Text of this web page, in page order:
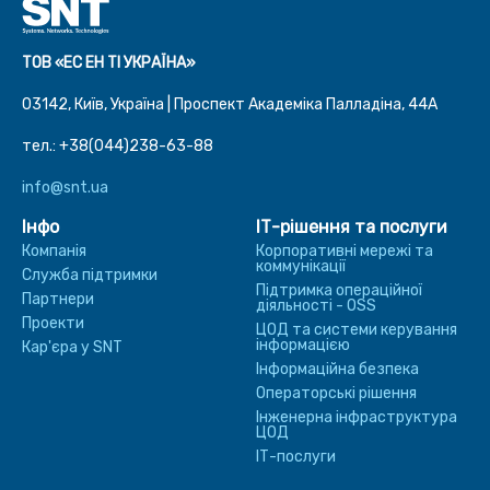
ТОВ «ЕС ЕН ТІ УКРАЇНА»
03142, Київ, Україна | Проспект Академіка Палладіна, 44A
тел.: +38(044)238-63-88
info@snt.ua
Інфо
Компанія
Служба підтримки
Партнери
Проекти
Кар'єра у SNT
ІТ-рішення та послуги
Корпоративні мережі та
коммунікації
Підтримка операційної
діяльності - OSS
ЦОД та системи керування
інформацією
Інформаційна безпека
Операторські рішення
Інженерна інфраструктура
ЦОД
ІТ-послуги